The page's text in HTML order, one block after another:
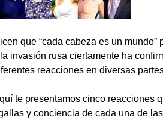
que “cada cabeza es un
invasión rusa ciertamente ha
reacciones en diversas
te presentamos cinco reacciones
y conciencia de cada una de